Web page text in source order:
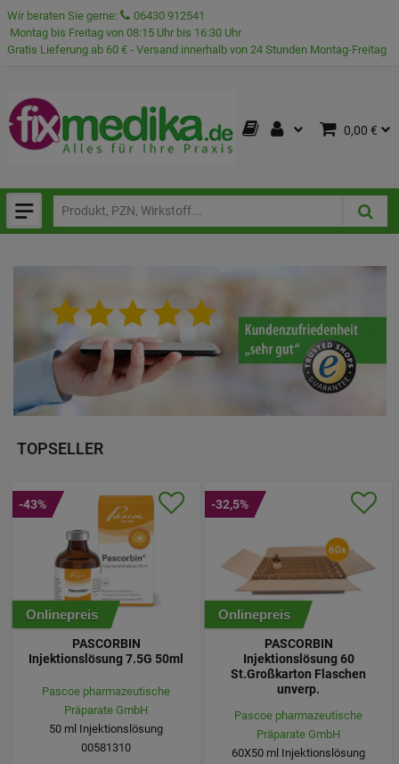
Wir beraten Sie gerne:
06430 912541
Montag bis Freitag von 08:15 Uhr bis 16:30 Uhr
Gratis Lieferung ab 60 € - Versand innerhalb von 24 Stunden Montag-Freitag
0,00 €
TOPSELLER
Onlinepreis
PASCORBIN
Injektionslösung 7.5G 50ml
Pascoe pharmazeutische
Präparate GmbH
50 ml Injektionslösung
00581310
-43%
Onlinepreis
PASCORBIN
Injektionslösung 60
St.Großkarton Flaschen
unverp.
Pascoe pharmazeutische
Präparate GmbH
60X50 ml Injektionslösung
-32,5%